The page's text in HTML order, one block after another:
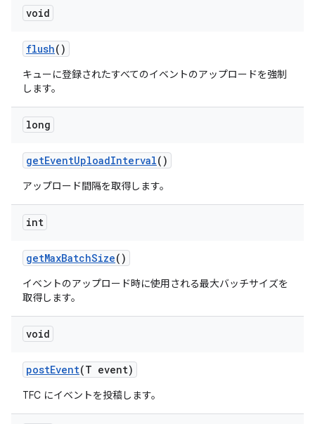
void
flush()
キューに登録されたすべてのイベントのアップロードを強制
します。
long
getEventUploadInterval()
アップロード間隔を取得します。
int
getMaxBatchSize()
イベントのアップロード時に使用される最大バッチサイズを
取得します。
void
postEvent(T event)
TFC にイベントを投稿します。